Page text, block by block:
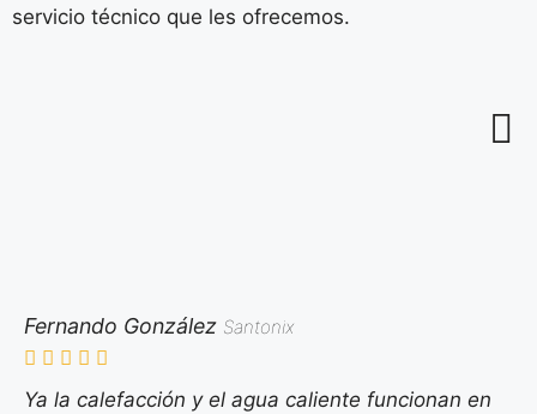
servicio técnico que les ofrecemos.
Fernando González Santonix
Ya la calefacción y el agua caliente funcionan en